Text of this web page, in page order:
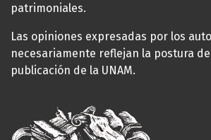
patrimoniales.
Las opiniones expresadas por los
necesariamente reflejan la postura
publicación de la UNAM.